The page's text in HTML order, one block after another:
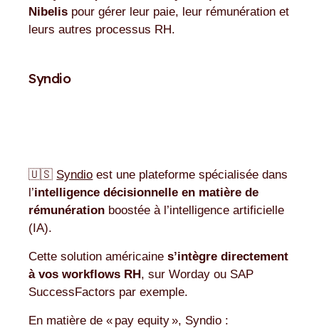
Nibelis pour gérer leur paie, leur rémunération et
leurs autres processus RH.
Syndio
🇺🇸 Syndio est une plateforme spécialisée dans
l’intelligence décisionnelle en matière de
rémunération boostée à l’intelligence artificielle
(IA).
Cette solution américaine s’intègre directement
à vos workflows RH, sur Worday ou SAP
SuccessFactors par exemple.
En matière de « pay equity », Syndio :